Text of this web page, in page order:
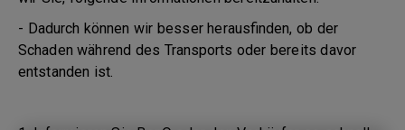
- Dadurch können wir besser herausfinden, ob der
Schaden während des Transports oder bereits davor
entstanden ist.